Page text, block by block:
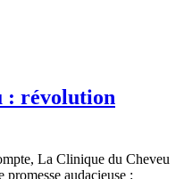
: révolution
La Clinique du Cheveu
audacieuse :